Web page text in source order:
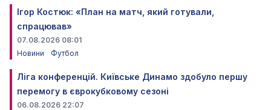
Ігор Костюк: «План на матч, який готували,
спрацював»
07.08.2026 08:01
Новини
Футбол
Ліга конференцій. Київське Динамо здобуло першу
перемогу в єврокубковому сезоні
06.08.2026 22:07